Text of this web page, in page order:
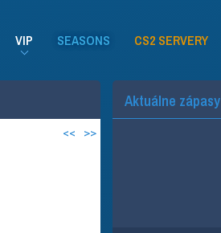
VIP SEASONS CS2 SERVERY
<< >>
Aktuálne zápasy